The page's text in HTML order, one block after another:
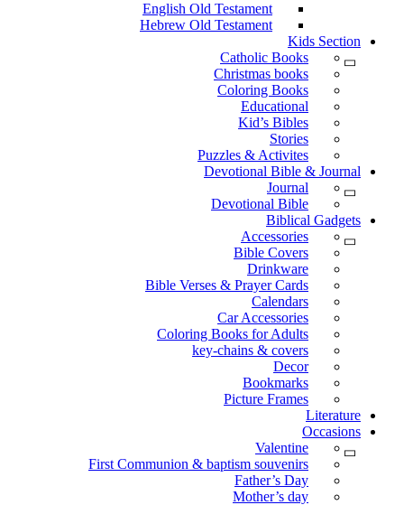
English Old Testament
Hebrew Old Testament
Kids Section
Catholic Books
Christmas books
Coloring Books
Educational
Kid’s Bibles
Stories
Puzzles & Activites
Devotional Bible & Journal
Journal
Devotional Bible
Biblical Gadgets
Accessories
Bible Covers
Drinkware
Bible Verses & Prayer Cards
Calendars
Car Accessories
Coloring Books for Adults
key-chains & covers
Decor
Bookmarks
Picture Frames
Literature
Occasions
Valentine
First Communion & baptism souvenirs
Father’s Day
Mother’s day